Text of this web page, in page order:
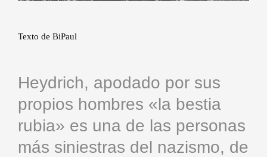
Texto de BiPaul
Heydrich, apodado por sus
propios hombres «la bestia
rubia» es una de las personas
más siniestras del nazismo, de